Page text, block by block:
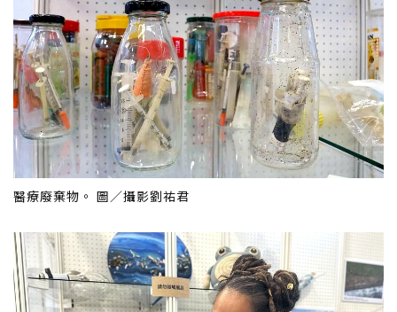
醫療廢棄物。 圖／攝影劉祐君